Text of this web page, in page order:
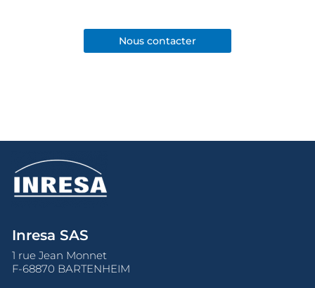
Nous contacter
Inresa SAS
1 rue Jean Monnet
F-68870 BARTENHEIM